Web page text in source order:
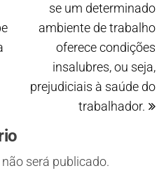
se um determinado
ambiente de trabalho
oferece condições
insalubres, ou seja,
prejudiciais à saúde do
trabalhador.
será publicado.